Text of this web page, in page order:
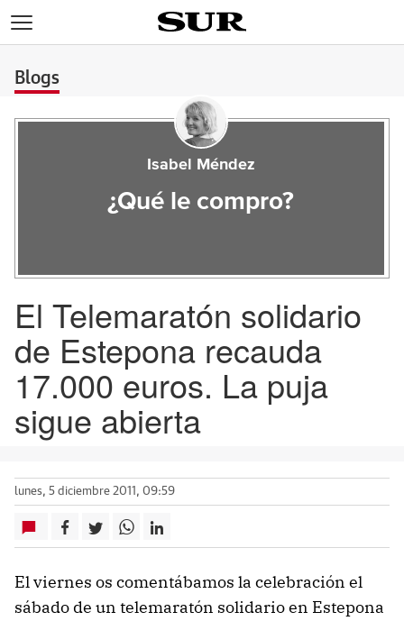
Blogs
Isabel Méndez
¿Qué le compro?
El Telemaratón solidario
de Estepona recauda
17.000 euros. La puja
sigue abierta
lunes, 5 diciembre 2011, 09:59
El viernes os comentábamos la celebración el
sábado de un telemaratón solidario en Estepona